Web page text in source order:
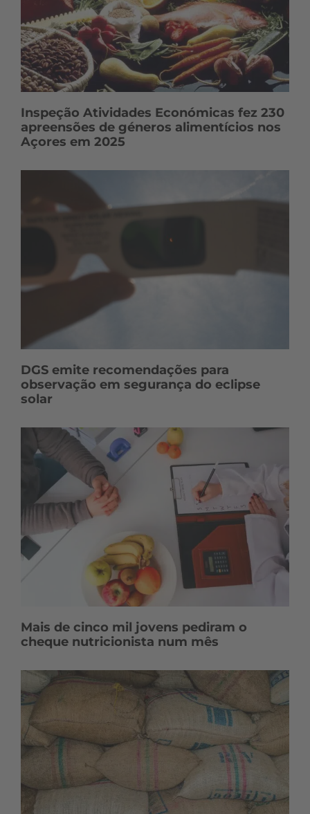
Inspeção Atividades Económicas fez 230
apreensões de géneros alimentícios nos
Açores em 2025
DGS emite recomendações para
observação em segurança do eclipse
solar
Mais de cinco mil jovens pediram o
cheque nutricionista num mês